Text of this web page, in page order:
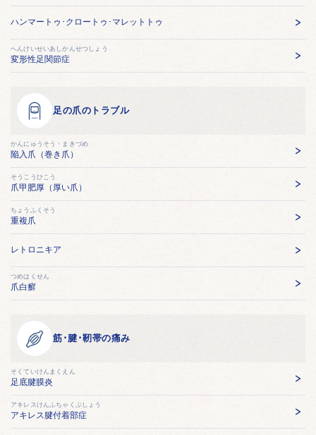
ハンマートゥ･クロートゥ･マレットトゥ
へんけいせいあしかんせつしょう
変形性足関節症
足の爪のトラブル
かんにゅうそう・まきづめ
陥入爪（巻き爪）
そうこうひこう
爪甲肥厚（厚い爪）
ちょうふくそう
重複爪
レトロニキア
つめはくせん
爪白癬
筋･腱･靭帯の痛み
そくていけんまくえん
足底腱膜炎
アキレスけんふちゃくぶしょう
アキレス腱付着部症